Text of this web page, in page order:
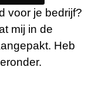
voor je bedrijf?
mij in de
Heb